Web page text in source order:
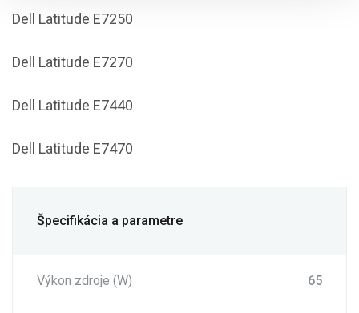
Dell Latitude E7250
Dell Latitude E7270
Dell Latitude E7440
Dell Latitude E7470
Špecifikácia a parametre
Výkon zdroje (W) 65